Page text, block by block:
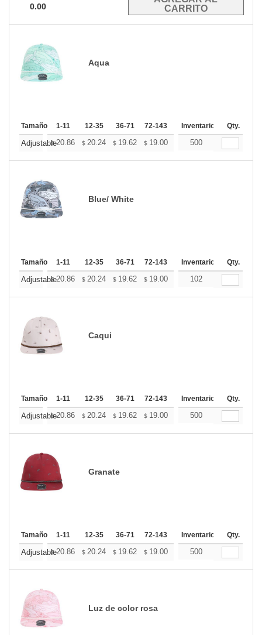
0.00
Aqua
Tamaño 1-11 12-35 36-71 72-143 144-287 288 +
Inventario Qty.
Adjustable
$20.86 $ 20.24 $ 19.62 $ 19.00 18.39
500
Blue/ White
Tamaño 1-11 12-35 36-71 72-143 144-287 288 +
Inventario Qty.
Adjustable
$20.86 $ 20.24 $ 19.62 $ 19.00 18.39
102
Caqui
Tamaño 1-11 12-35 36-71 72-143 144-287 288 +
Inventario Qty.
Adjustable
$20.86 $ 20.24 $ 19.62 $ 19.00 18.39
500
Granate
Tamaño 1-11 12-35 36-71 72-143 144-287 288 +
Inventario Qty.
Adjustable
$20.86 $ 20.24 $ 19.62 $ 19.00 18.39
500
Luz de color rosa